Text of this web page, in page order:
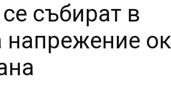
събират в